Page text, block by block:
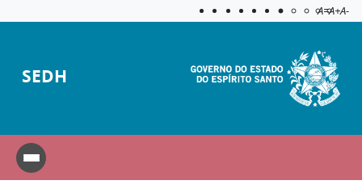
Aplicar
A=A+A-
SEDH